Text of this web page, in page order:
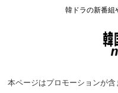
韓ドラの新番組
本ページはプロモーションが含